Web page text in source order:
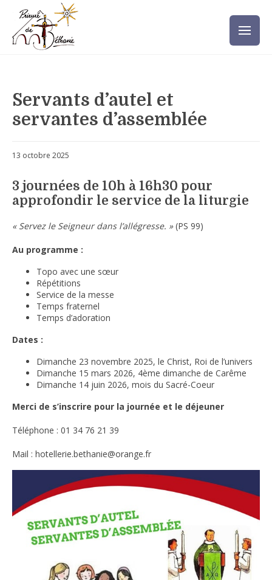
Servants d’autel et
servantes d’assemblée
13 octobre 2025
3 journées de 10h à 16h30 pour
approfondir le service de la liturgie
« Servez le Seigneur dans l’allégresse. »(PS 99)
Au programme :
Topo avec une sœur
Répétitions
Service de la messe
Temps fraternel
Temps d’adoration
Dates :
Dimanche 23 novembre 2025, le Christ, Roi de l’univers
Dimanche 15 mars 2026, 4ème dimanche de Carême
Dimanche 14 juin 2026, mois du Sacré-Coeur
Merci de s’inscrire pour la journée et le déjeuner
Téléphone : 01 34 76 21 39
Mail : hotellerie.bethanie@orange.fr